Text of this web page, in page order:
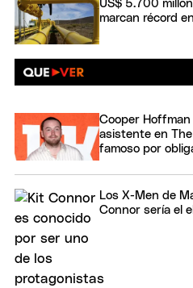
US$ 5.700
marcan récord
Cooper
asistente en
famoso por
Los X-Men de
Connor sería el